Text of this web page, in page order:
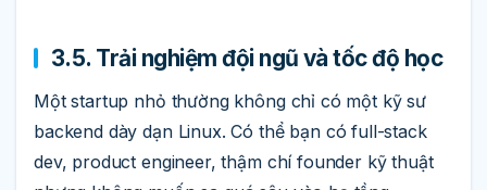
3.5. Trải nghiệm đội ngũ và tốc độ học
Một startup nhỏ thường không chỉ có một kỹ sư
backend dày dạn Linux. Có thể bạn có full-stack
dev, product engineer, thậm chí founder kỹ thuật